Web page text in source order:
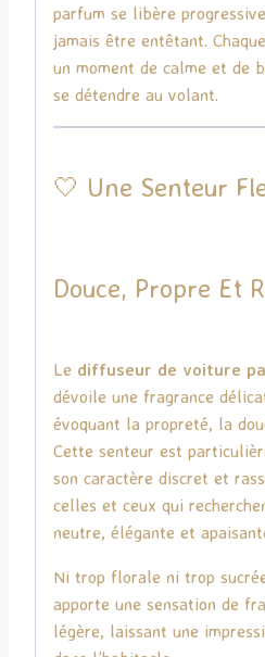
parfum se libère
jamais être entêtant.
un moment de calme et de
se détendre au volant.
🤍 Une Senteur
Douce, Propre Et
Le diffuseur de voiture
dévoile une fragrance
évoquant la propreté, la
Cette senteur est
son caractère discret et
celles et ceux qui
neutre, élégante et
Ni trop florale ni trop
apporte une sensation de
légère, laissant une